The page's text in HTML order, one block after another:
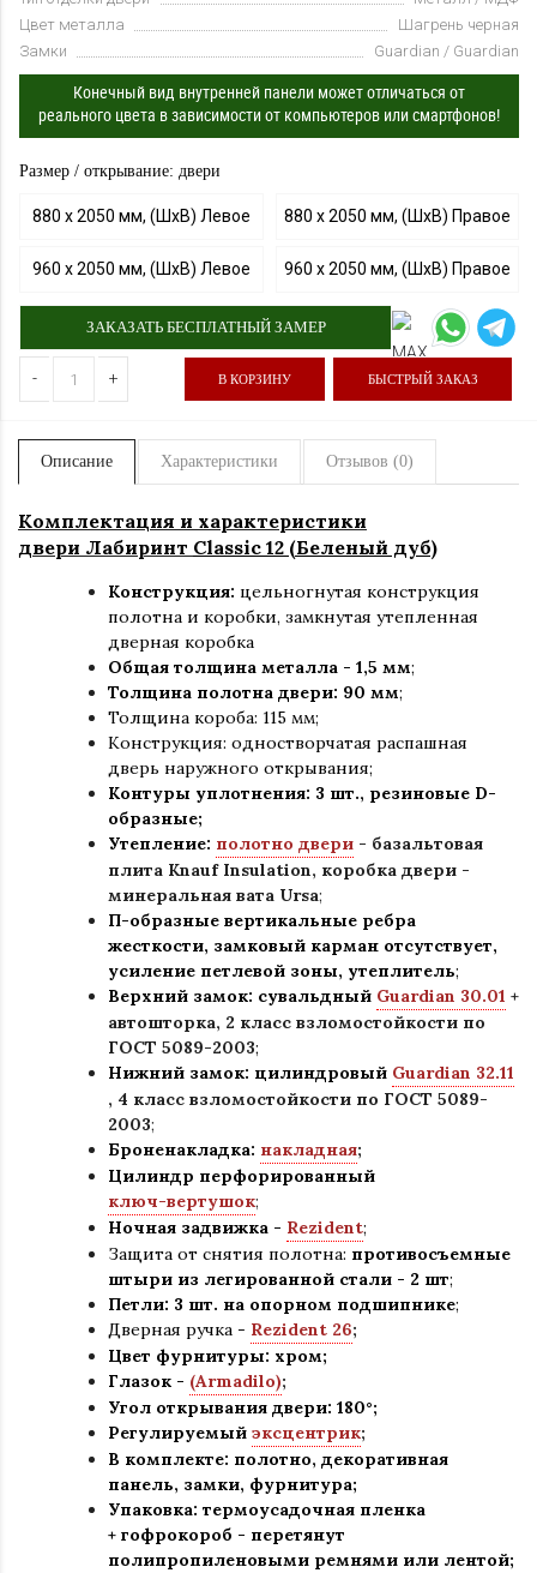
Цвет металла
Шагрень черная
Замки
Guardian / Guardian
Конечный вид внутренней панели может отличаться от
реального цвета в зависимости от компьютеров или смартфонов!
Размер / открывание: двери
880 х 2050 мм, (ШхВ) Левое 880 х 2050 мм, (ШхВ) Правое
960 х 2050 мм, (ШхВ) Левое 960 х 2050 мм, (ШхВ) Правое
ЗАКАЗАТЬ БЕСПЛАТНЫЙ ЗАМЕР
- + В КОРЗИНУ БЫСТРЫЙ ЗАКАЗ
Описание Характеристики Отзывов (0)
Комплектация и характеристики
двери Лабиринт Classic 12 (Беленый дуб)
Конструкция: цельногнутая конструкция
полотна и коробки, замкнутая утепленная
дверная коробка
Общая толщина металла - 1,5 мм;
Толщина полотна двери: 90 мм;
Толщина короба: 115 мм;
Конструкция: одностворчатая распашная
дверь наружного открывания;
Контуры уплотнения: 3 шт., резиновые D-
образные;
Утепление: полотно двери - базальтовая
плита Knauf Insulation, коробка двери -
минеральная вата Ursa;
П-образные вертикальные ребра
жесткости, замковый карман отсутствует,
усиление петлевой зоны, утеплитель;
Верхний замок: сувальдный Guardian 30.01 +
автошторка, 2 класс взломостойкости по
ГОСТ 5089-2003;
Нижний замок: цилиндровый Guardian 32.11
, 4 класс взломостойкости по ГОСТ 5089-
2003;
Броненакладка: накладная;
Цилиндр перфорированный
ключ-вертушок;
Ночная задвижка - Rezident;
Защита от снятия полотна: противосъемные
штыри из легированной стали - 2 шт;
Петли: 3 шт. на опорном подшипнике;
Дверная ручка - Rezident 26;
Цвет фурнитуры: хром;
Глазок - (Armadilo);
Угол открывания двери: 180°;
Регулируемый эксцентрик;
В комплекте: полотно, декоративная
панель, замки, фурнитура;
Упаковка: термоусадочная пленка
+ гофрокороб - перетянут
полипропиленовыми ремнями или лентой;